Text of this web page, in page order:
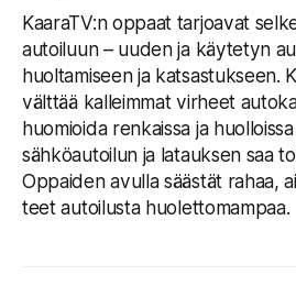
KaaraTV:n oppaat tarjoavat
autoiluun – uuden ja käytetyn
huoltamiseen ja katsastukseen.
välttää kalleimmat virheet
huomioida renkaissa ja
sähköautoilun ja latauksen saa
Oppaiden avulla säästät rahaa,
teet autoilusta huolettomampaa.